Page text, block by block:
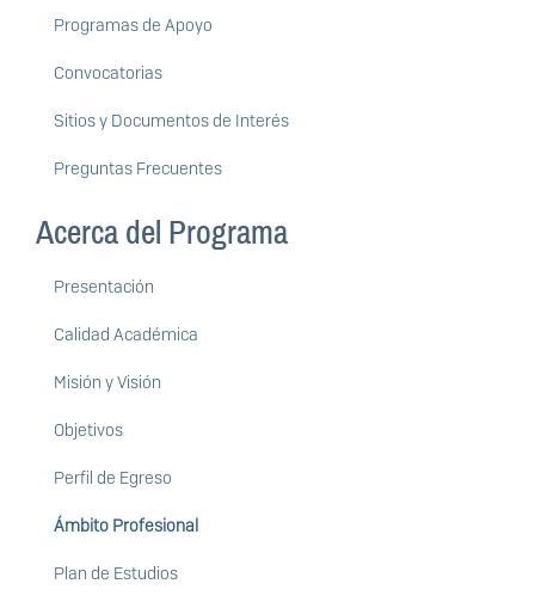
Programas de Apoyo
Convocatorias
Sitios y Documentos de Interés
Preguntas Frecuentes
Acerca del Programa
Presentación
Calidad Académica
Misión y Visión
Objetivos
Perfil de Egreso
Ámbito Profesional
Plan de Estudios